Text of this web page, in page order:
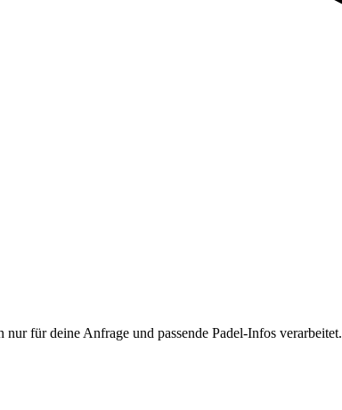
für deine Anfrage und passende Padel-Infos verarbeitet.